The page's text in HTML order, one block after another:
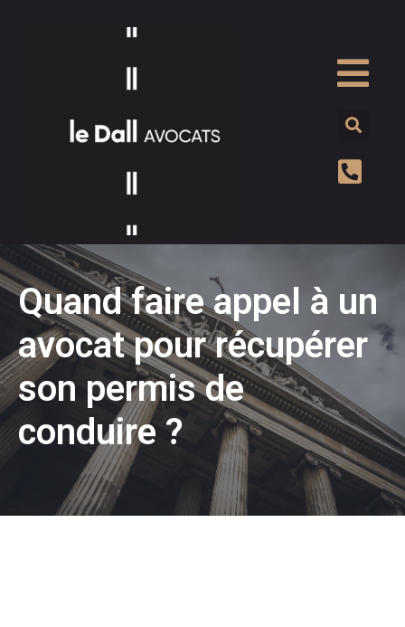
Quand faire appel à un
avocat pour récupérer
son permis de
conduire ?